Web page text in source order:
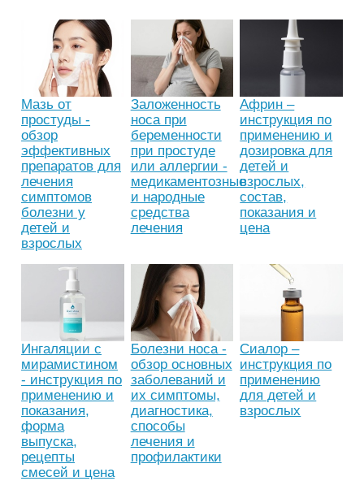
Мазь от
простуды -
обзор
эффективных
препаратов для
лечения
симптомов
болезни у
детей и
взрослых
Заложенность
носа при
беременности
при простуде
или аллергии -
медикаментозные
и народные
средства
лечения
Африн –
инструкция по
применению и
дозировка для
детей и
взрослых,
состав,
показания и
цена
Ингаляции с
мирамистином
- инструкция по
применению и
показания,
форма
выпуска,
рецепты
смесей и цена
Болезни носа -
обзор основных
заболеваний и
их симптомы,
диагностика,
способы
лечения и
профилактики
Сиалор –
инструкция по
применению
для детей и
взрослых